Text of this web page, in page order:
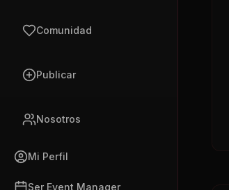
Comunidad
Publicar
Nosotros
Mi Perfil
Ser Event Manager